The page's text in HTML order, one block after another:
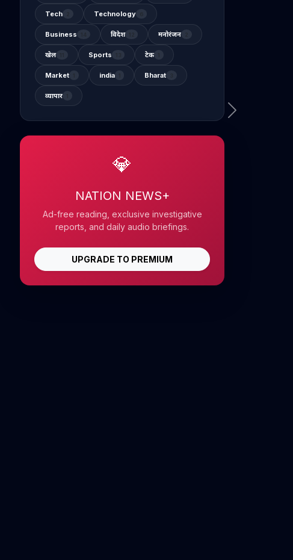
Tech Technology
Business विदेश मनोरंजन
खेल Sports टेक
Market india Bharat
व्यापार
💎
NATION NEWS+
Ad-free reading, exclusive investigative
reports, and daily audio briefings.
UPGRADE TO PREMIUM